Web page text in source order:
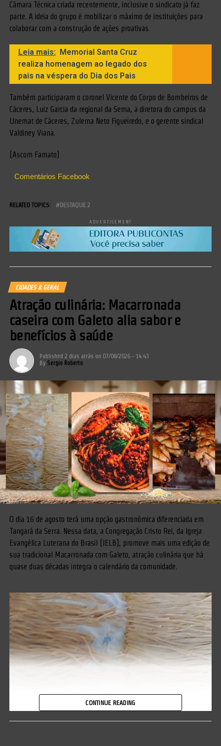
Câmara Técnica criada recentemente, inclusive o sindicato já faz
parte. A ideia do grupo é mobilizar o máximo de instituições para
colaborar com a construção de ações proativas.
Leia mais:
Memorial Santa Cruz
realiza homenagem ao legado dos
pais na véspera do Dia dos Pais
Também participaram o coronel Vicente do Corpo de Bombeiros de
Cáceres, Luiz Garcia da regional da Sema, a diretora do campus da
Unemat de Cáceres, Zulema Neto Figueiredo, e o gerente sindical
Valdiney Viana.
(Ascom Famato)
Comentários Facebook
RELATED TOPICS: DESTAQUE 2
ADVERTISEMENT
CIDADES & GERAL
Atração culinária: Macarronada
caseira com Galeto alia sabor e
benefícios à saúde
Published 2 dias atrás on 07/08/2026 - 14:43
By Sergio Roberto
O dia 16 de agosto terá uma opção gastronômica diferenciada em
Tangará da Serra. Nessa data, a Congregação Cristo Rei, da Igreja
Evangélica Luterana do Brasil (IELB), promove mais uma edição de
sua tradicional Macarronada com Galeto, atração culinária que há
quase duas décadas integra o calendário da comunidade.
CONTINUE READING